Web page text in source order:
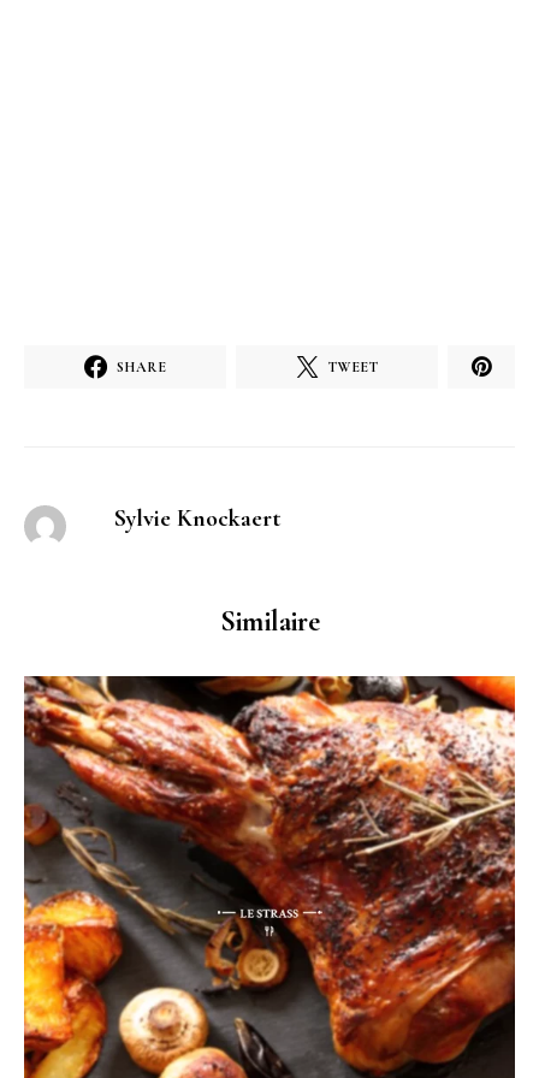
SHARE TWEET
Sylvie Knockaert
Similaire